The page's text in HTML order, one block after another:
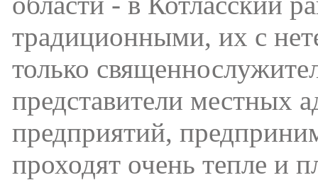
традиционными, их с
только
представители местных
предприятий,
проходят очень тепле и